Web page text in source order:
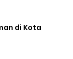
di Kota